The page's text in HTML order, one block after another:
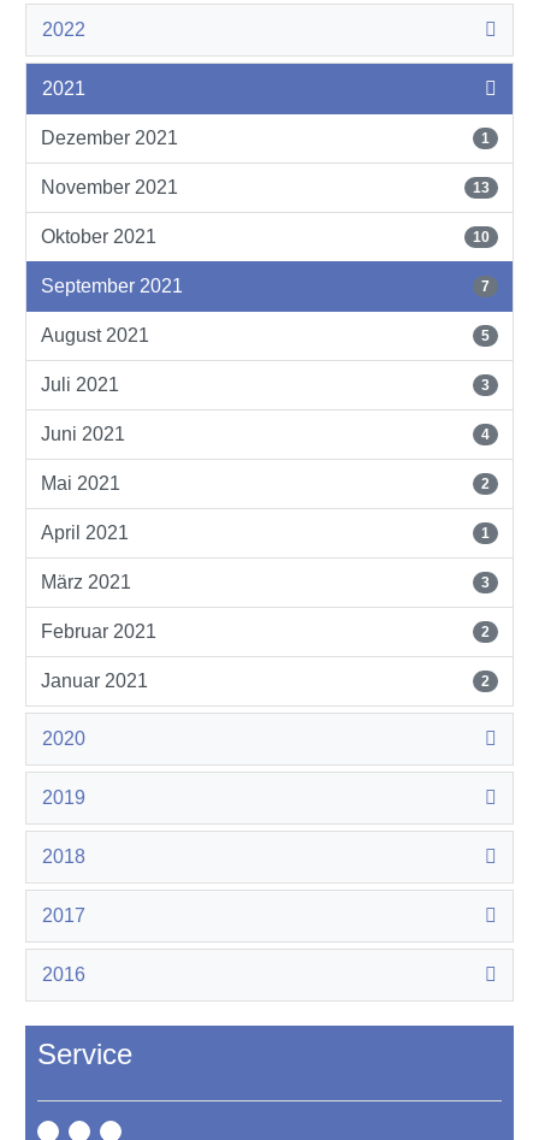
2022
2021
Dezember 2021 1
November 2021 13
Oktober 2021 10
September 2021 7
August 2021 5
Juli 2021 3
Juni 2021 4
Mai 2021 2
April 2021 1
März 2021 3
Februar 2021 2
Januar 2021 2
2020
2019
2018
2017
2016
Service